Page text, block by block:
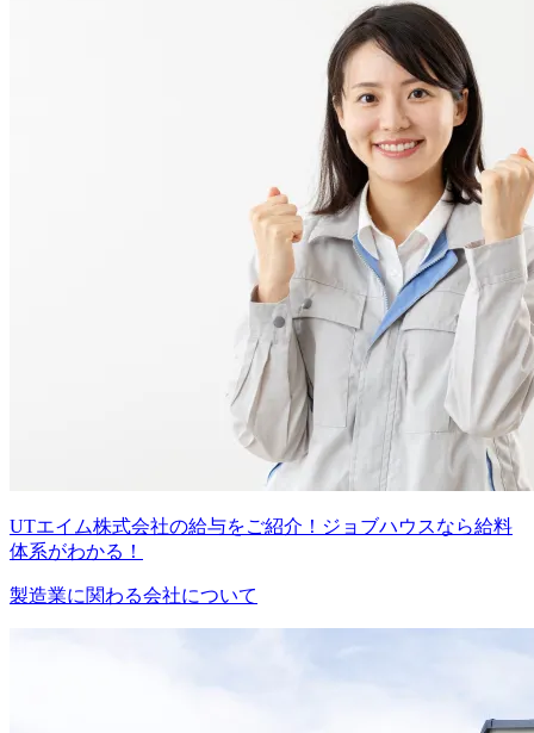
UTエイム株式会社の給与をご紹介！ジョブハウスなら給料
体系がわかる！
製造業に関わる会社について